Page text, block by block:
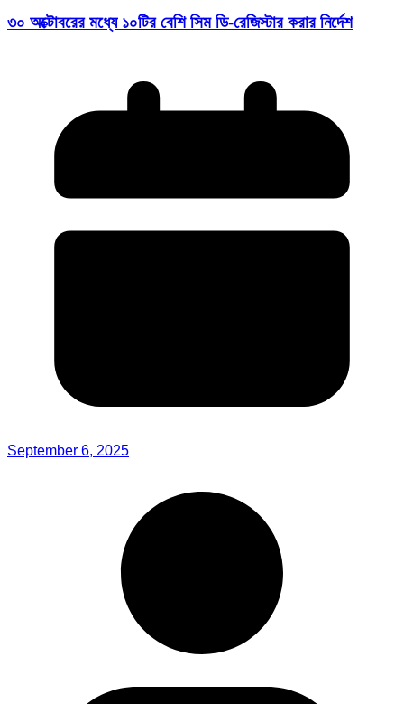
৩০ অক্টোবরের মধ্যে ১০টির বেশি সিম ডি-রেজিস্টার করার নির্দেশ
September 6, 2025